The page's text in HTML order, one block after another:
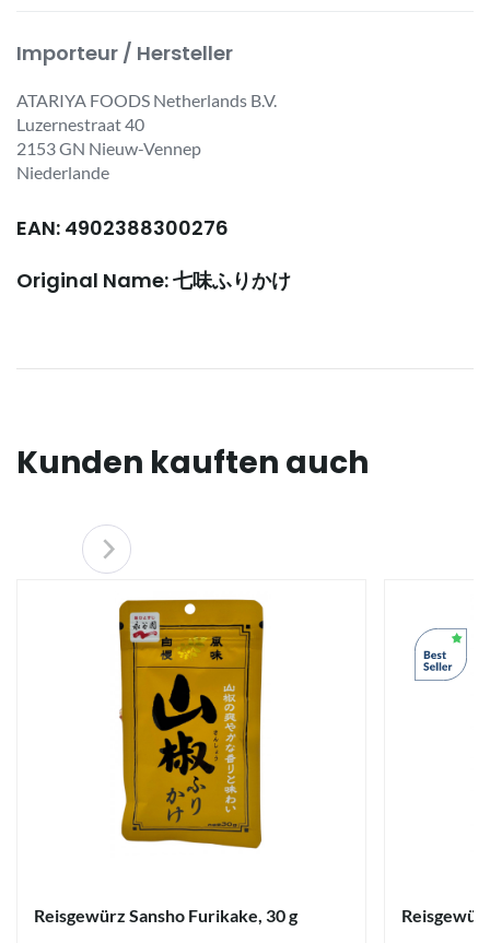
Importeur / Hersteller
ATARIYA FOODS Netherlands B.V.
Luzernestraat 40
2153 GN Nieuw-Vennep
Niederlande
EAN: 4902388300276
Original Name: 七味ふりかけ
Kunden kauften auch
Reisgewürz Sansho Furikake, 30 g